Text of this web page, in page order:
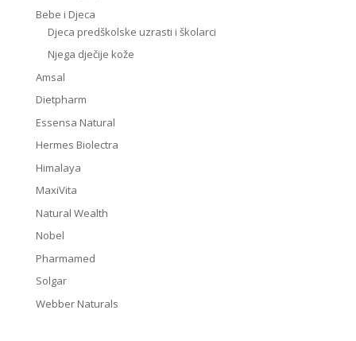
Bebe i Djeca
Djeca predškolske uzrasti i školarci
Njega dječije kože
Amsal
Dietpharm
Essensa Natural
Hermes Biolectra
Himalaya
MaxiVita
Natural Wealth
Nobel
Pharmamed
Solgar
Webber Naturals